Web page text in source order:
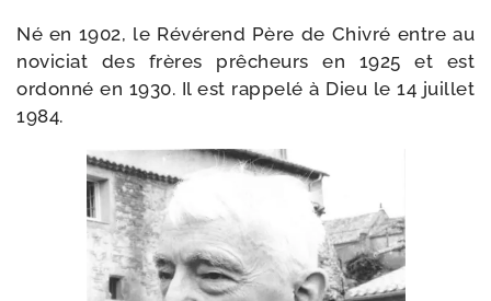
Né en 1902, le Révérend Père de Chivré entre au
novi­ciat des frères prê­cheurs en 1925 et est
ordon­né en 1930. Il est rap­pe­lé à Dieu le 14 juillet
1984.